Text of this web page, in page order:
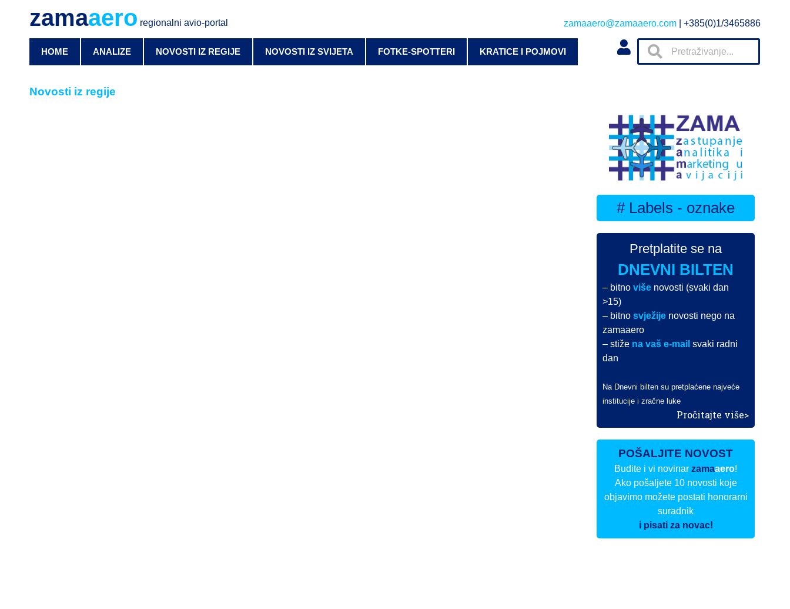
zamaaero regionalni avio-portal zamaaero@zamaaero.com | +385(0)1/3465886
HOME ANALIZE NOVOSTI IZ REGIJE NOVOSTI IZ SVIJETA FOTKE-SPOTTERI KRATICE I POJMOVI
Novosti iz regije
# Labels - oznake
Pretplatite se na
DNEVNI BILTEN
– bitnoviše novosti (svaki dan
>15)
– bitnosvježije novosti nego na
zamaaero
– stiže na vaš e-mail svaki radni
dan
Na Dnevni bilten su pretplaćene najveće
institucije i zračne luke
Pročitajte više>
POŠALJITE NOVOST
Budite i vi novinarzamaaero!
Ako pošaljete 10 novosti koje
objavimo možete postati honorarni
suradnik
i pisati za novac!